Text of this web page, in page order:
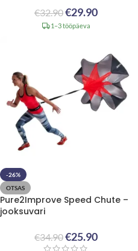
€32.90€29.90
1–3 tööpäeva
-26%
OTSAS
Pure2Improve Speed Chute –
jooksuvari
€34.90€25.90